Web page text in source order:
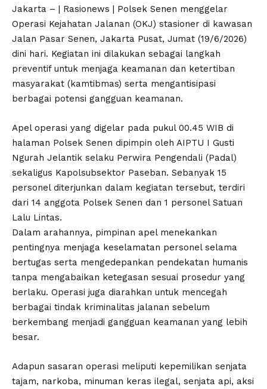
Jakarta – | Rasionews | Polsek Senen menggelar
Operasi Kejahatan Jalanan (OKJ) stasioner di kawasan
Jalan Pasar Senen, Jakarta Pusat, Jumat (19/6/2026)
dini hari. Kegiatan ini dilakukan sebagai langkah
preventif untuk menjaga keamanan dan ketertiban
masyarakat (kamtibmas) serta mengantisipasi
berbagai potensi gangguan keamanan.
Apel operasi yang digelar pada pukul 00.45 WIB di
halaman Polsek Senen dipimpin oleh AIPTU I Gusti
Ngurah Jelantik selaku Perwira Pengendali (Padal)
sekaligus Kapolsubsektor Paseban. Sebanyak 15
personel diterjunkan dalam kegiatan tersebut, terdiri
dari 14 anggota Polsek Senen dan 1 personel Satuan
Lalu Lintas.
Dalam arahannya, pimpinan apel menekankan
pentingnya menjaga keselamatan personel selama
bertugas serta mengedepankan pendekatan humanis
tanpa mengabaikan ketegasan sesuai prosedur yang
berlaku. Operasi juga diarahkan untuk mencegah
berbagai tindak kriminalitas jalanan sebelum
berkembang menjadi gangguan keamanan yang lebih
besar.
Adapun sasaran operasi meliputi kepemilikan senjata
tajam, narkoba, minuman keras ilegal, senjata api, aksi